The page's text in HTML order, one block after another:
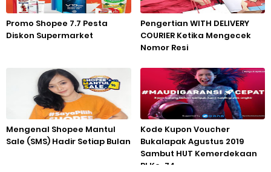
Promo Shopee 7.7 Pesta
Diskon Supermarket
Pengertian WITH DELIVERY
COURIER Ketika Mengecek
Nomor Resi
Mengenal Shopee Mantul
Sale (SMS) Hadir Setiap Bulan
Kode Kupon Voucher
Bukalapak Agustus 2019
Sambut HUT Kemerdekaan
RI Ke-74